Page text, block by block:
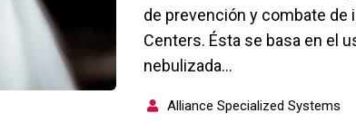
de prevención y combate de
Centers. Ésta se basa en el
nebulizada…
Alliance Specialized Systems